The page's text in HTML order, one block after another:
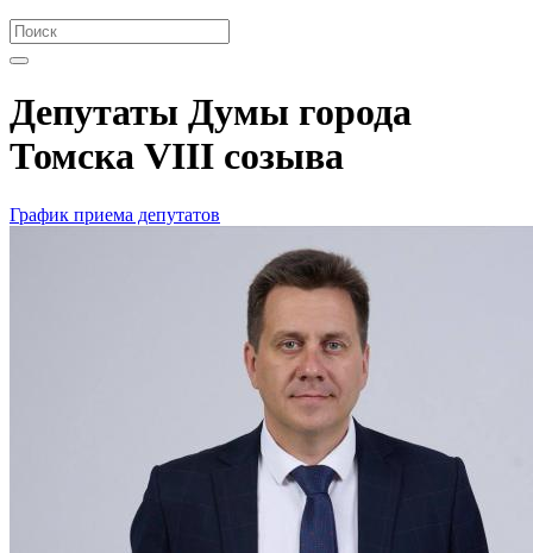
Депутаты Думы города
Томска VIII созыва
График приема депутатов